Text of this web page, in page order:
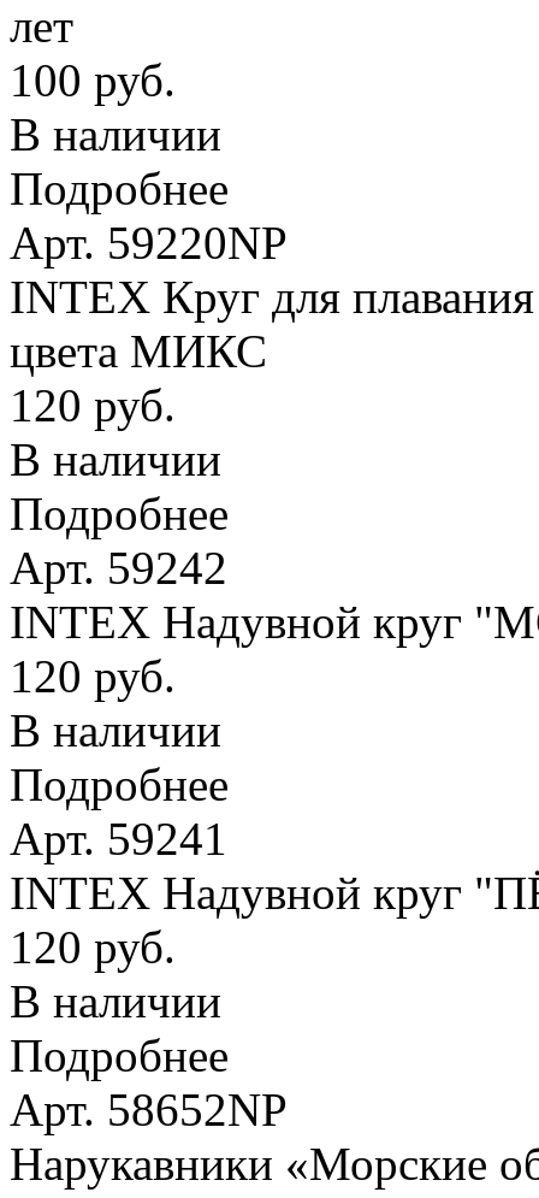
лет
100 руб.
В наличии
Подробнее
Арт. 59220NP
INTEX Круг для
цвета МИКС
120 руб.
В наличии
Подробнее
Арт. 59242
INTEX Надувной круг
120 руб.
В наличии
Подробнее
Арт. 59241
INTEX Надувной круг
120 руб.
В наличии
Подробнее
Арт. 58652NP
Нарукавники «Морские